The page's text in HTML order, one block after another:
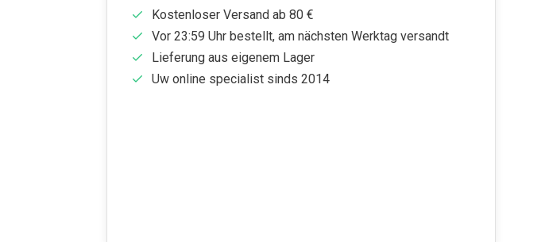
Kostenloser Versand ab 80 €
Vor 23:59 Uhr bestellt, am nächsten Werktag versandt
Lieferung aus eigenem Lager
Uw online specialist sinds 2014